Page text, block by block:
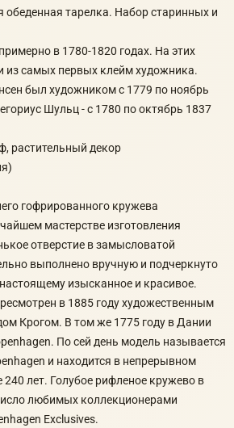
обеденная тарелка. Набор старинных и
в 1780-1820 годах. На этих
из самых первых клейм художника.
был художником с 1779 по ноябрь
Шульц - с 1780 по октябрь 1837
pастительный декoр
гофрированного кружева
мастерстве изготовления
отверстие в замысловатой
выполнено вручную и подчеркнуто
изысканное и красивое.
в 1885 году художественным
Крогом. В том же 1775 году в Дании
По сей день модель называется
и находится в непрерывном
240 лет. Голубое рифленое кружево в
любимых коллекционерами
Exclusives.